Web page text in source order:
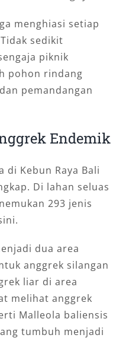
menghiasi setiap
sedikit
piknik
pohon rindang
pemandangan
Endemik
di Kebun Raya Bali
Di lahan seluas
293 jenis
dua area
anggrek silangan
liar di area
melihat anggrek
Malleola baliensis
tumbuh menjadi